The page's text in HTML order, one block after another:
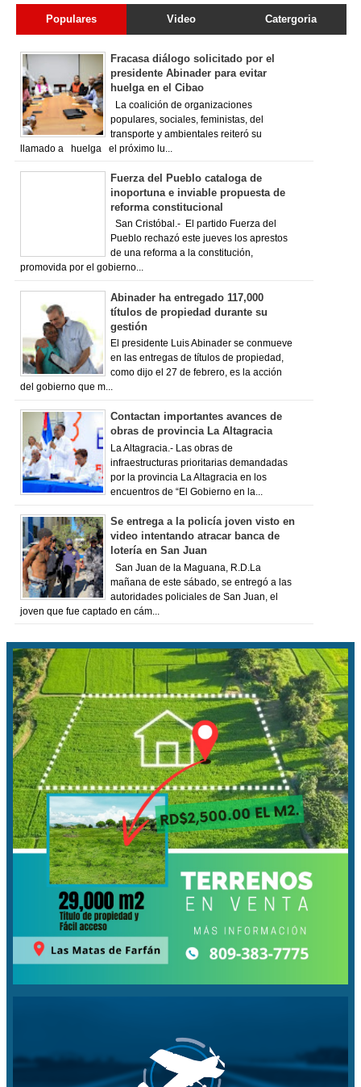
Populares Video Catergoria
Fracasa diálogo solicitado por el
presidente Abinader para evitar
huelga en el Cibao
La coalición de organizaciones
populares, sociales, feministas, del
transporte y ambientales reiteró su
llamado a huelga el próximo lu...
Fuerza del Pueblo cataloga de
inoportuna e inviable propuesta de
reforma constitucional
San Cristóbal.- El partido Fuerza del
Pueblo rechazó este jueves los aprestos
de una reforma a la constitución,
promovida por el gobierno...
Abinader ha entregado 117,000
títulos de propiedad durante su
gestión
El presidente Luis Abinader se conmueve
en las entregas de títulos de propiedad,
como dijo el 27 de febrero, es la acción
del gobierno que m...
Contactan importantes avances de
obras de provincia La Altagracia
La Altagracia.- Las obras de
infraestructuras prioritarias demandadas
por la provincia La Altagracia en los
encuentros de “El Gobierno en la...
Se entrega a la policía joven visto en
video intentando atracar banca de
lotería en San Juan
San Juan de la Maguana, R.D.La
mañana de este sábado, se entregó a las
autoridades policiales de San Juan, el
joven que fue captado en cám...